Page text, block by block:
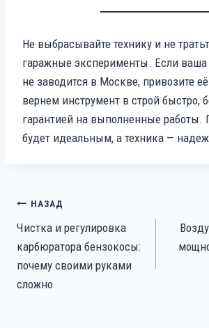
Не выбрасывайте технику и не
гаражные эксперименты. Если ваша
не заводится в Москве, привозите
вернем инструмент в строй быстро,
гарантией на выполненные работы.
будет идеальным, а техника —
НАВИГАЦИЯ
ЗАПИСЯМ
НАЗАД
Чистка и регулировка
карбюратора бензокосы:
почему своими руками
сложно